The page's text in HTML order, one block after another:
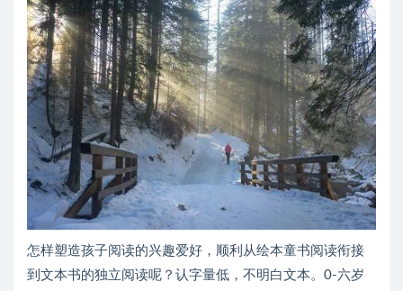
怎样塑造孩子阅读的兴趣爱好，顺利从绘本童书阅读衔接
到文本书的独立阅读呢？认字量低，不明白文本。0-六岁